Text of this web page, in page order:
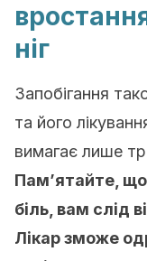
ніг
Запобігання
та його
вимагає лише
Пам’ятайте,
біль, вам слід
Лікар зможе